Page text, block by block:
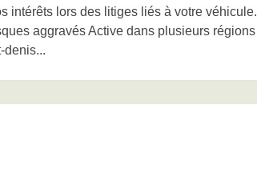
intérêts lors des litiges liés à votre véhicule.
aggravés Active dans plusieurs régions
denis...